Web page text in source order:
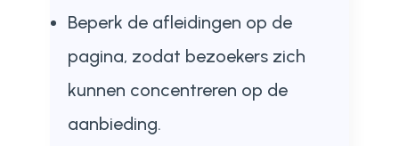
Beperk de afleidingen op de
pagina, zodat bezoekers zich
kunnen concentreren op de
aanbieding.